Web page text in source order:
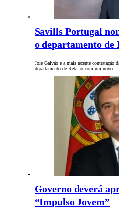
Savills Portugal
o departamento de
José Galvão é a mais recente
departamento de Retalho com um novo…
Governo deverá
“Impulso Jovem”